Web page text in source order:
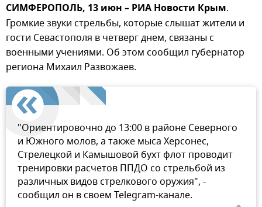
СИМФЕРОПОЛЬ, 13 июн – РИА Новости Крым.
Громкие звуки стрельбы, которые слышат жители и
гости Севастополя в четверг днем, связаны с
военными учениями. Об этом сообщил губернатор
региона Михаил Развожаев.
"Ориентировочно до 13:00 в районе Северного
и Южного молов, а также мыса Херсонес,
Стрелецкой и Камышовой бухт флот проводит
тренировки расчетов ППДО со стрельбой из
различных видов стрелкового оружия", -
сообщил он в своем Telegram-канале.